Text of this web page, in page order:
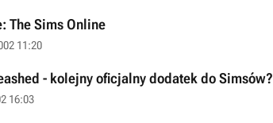
The Sims Online
11:20
- kolejny oficjalny dodatek do Simsów?
16:03